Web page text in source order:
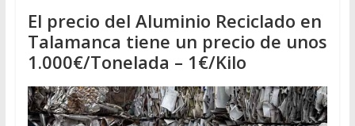
El precio del Aluminio Reciclado en
Talamanca tiene un precio de unos
1.000€/Tonelada – 1€/Kilo